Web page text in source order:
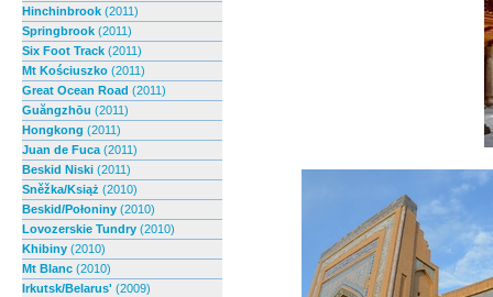
Hinchinbrook (2011)
Springbrook (2011)
Six Foot Track (2011)
Mt Kościuszko (2011)
Great Ocean Road (2011)
Guăngzhōu (2011)
Hongkong (2011)
Juan de Fuca (2011)
Beskid Niski (2011)
Sněžka/Książ (2010)
Beskid/Połoniny (2010)
Lovozerskie Tundry (2010)
Khibiny (2010)
Mt Blanc (2010)
Irkutsk/Belarus' (2009)